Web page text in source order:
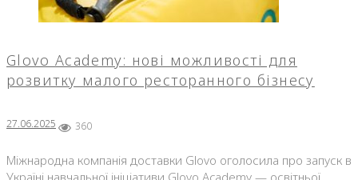
Glovo Academy: нові можливості для
розвитку малого ресторанного бізнесу
27.06.2025 360
Міжнародна компанія доставки Glovo оголосила про запуск в